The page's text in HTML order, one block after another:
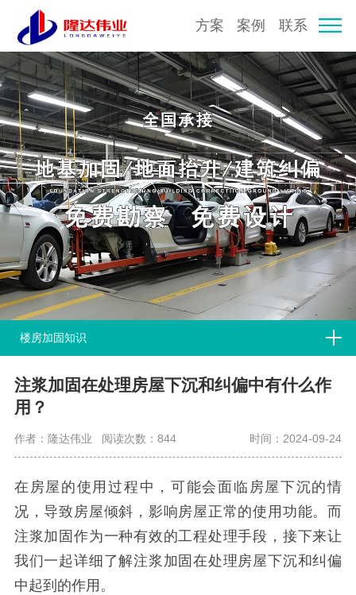
方案 案例 联系
楼房加固知识
注浆加固在处理房屋下沉和纠偏中有什么作
用？
作者：隆达伟业 阅读次数：844 时间：2024-09-24
在房屋的使用过程中，可能会面临房屋下沉的情
况，导致房屋倾斜，影响房屋正常的使用功能。而
注浆加固作为一种有效的工程处理手段，接下来让
我们一起详细了解注浆加固在处理房屋下沉和纠偏
中起到的作用。